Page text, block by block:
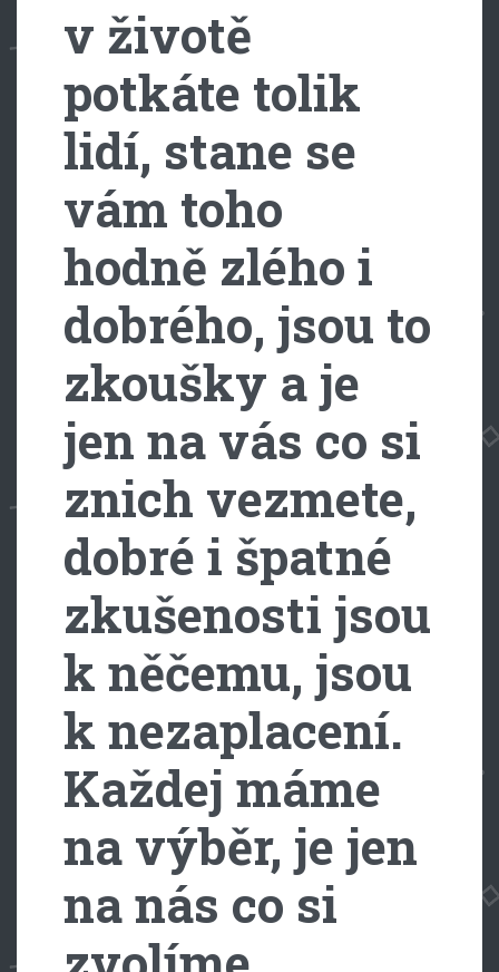
v životě
potkáte tolik
lidí, stane se
vám toho
hodně zlého i
dobrého, jsou to
zkoušky a je
jen na vás co si
znich vezmete,
dobré i špatné
zkušenosti jsou
k něčemu, jsou
k nezaplacení.
Každej máme
na výběr, je jen
na nás co si